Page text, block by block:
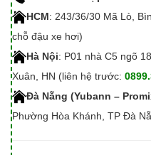
HCM: 243/36/30 Mã Lò,
chỗ đậu xe hơi)
Hà Nội: P01 nhà C5 ngõ
Xuân, HN (liên hệ trước:
Đà Nẵng (Yubann –
Phường Hòa Khánh, TP Đà